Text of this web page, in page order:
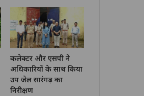
कलेक्टर और एसपी ने
अधिकारियों के साथ किया
उप जेल सारंगढ़ का
निरीक्षण